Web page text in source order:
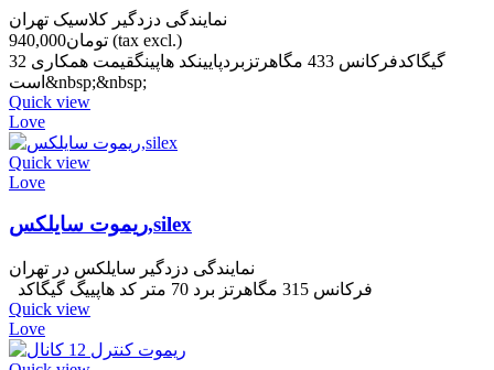
نمایندگی دزدگیر کلاسیک تهران
تومان940,000 (tax excl.)
32 گیگاکدفرکانس 433 مگاهرتزبردپایینکد هاپینگقیمت همکاری
است&nbsp;&nbsp;
Quick view
Love
Quick view
Love
ریموت سایلکس,silex
نمایندگی دزدگیر سایلکس در تهران
فرکانس 315 مگاهرتز برد 70 متر کد هاپییگ گیگاکد
Quick view
Love